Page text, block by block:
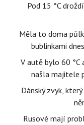
Pod 15 °C
Měla to doma
bublinkami
V autě bylo 60 °C
našla majitele
Dánský zvyk,
Rusové mají